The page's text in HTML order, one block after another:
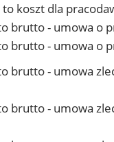
koszt dla
brutto - umowa o
brutto - umowa o
brutto - umowa
brutto - umowa